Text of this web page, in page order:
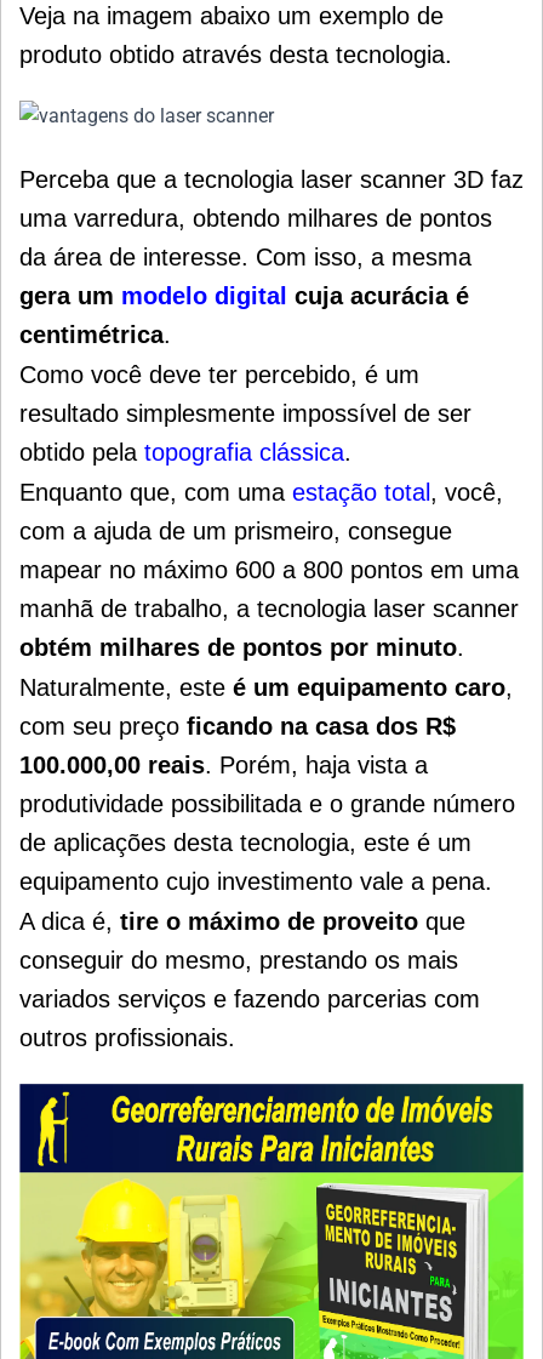
Veja na imagem abaixo um exemplo de
produto obtido através desta tecnologia.
Perceba que a tecnologia laser scanner 3D faz
uma varredura, obtendo milhares de pontos
da área de interesse. Com isso, a mesma
gera um modelo digital cuja acurácia é
centimétrica.
Como você deve ter percebido, é um
resultado simplesmente impossível de ser
obtido pela topografia clássica.
Enquanto que, com uma estação total, você,
com a ajuda de um prismeiro, consegue
mapear no máximo 600 a 800 pontos em uma
manhã de trabalho, a tecnologia laser scanner
obtém milhares de pontos por minuto.
Naturalmente, este é um equipamento caro,
com seu preço ficando na casa dos R$
100.000,00 reais. Porém, haja vista a
produtividade possibilitada e o grande número
de aplicações desta tecnologia, este é um
equipamento cujo investimento vale a pena.
A dica é, tire o máximo de proveito que
conseguir do mesmo, prestando os mais
variados serviços e fazendo parcerias com
outros profissionais.